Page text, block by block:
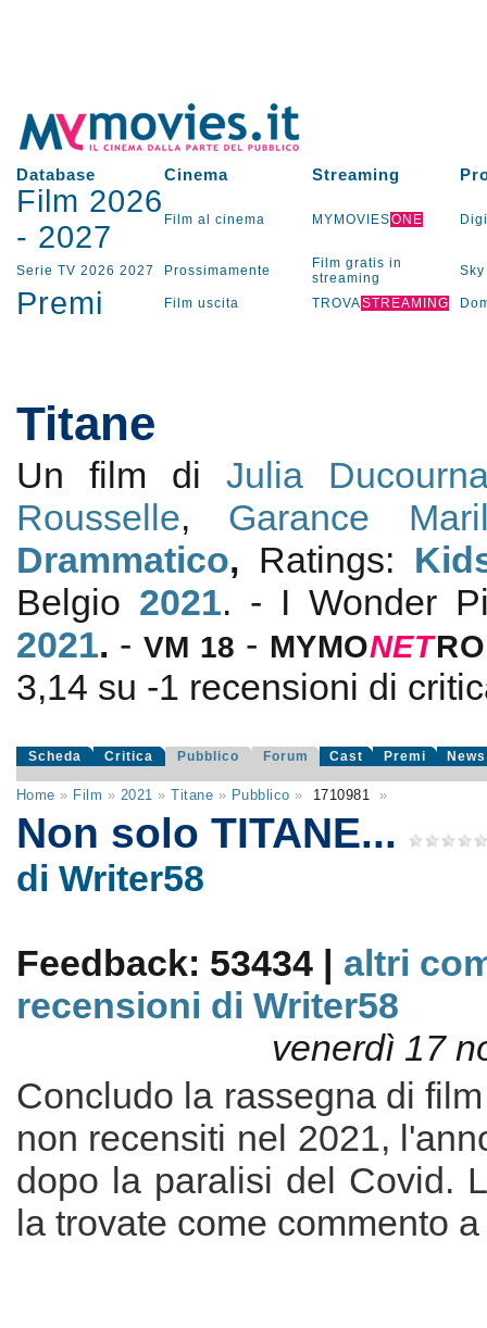
Database Cinema Streaming
Film 2026
- 2027 Film al cinema MYMOVIESONE
Serie TV 2026 2027 Prossimamente
Film gratis in
streaming
Sky
Premi Film uscita TROVASTREAMING
Titane
Un film diJulia
Rousselle, Garance
Drammatico, Ratings:
Belgio 2021. - I Wonder
2021. - VM 18 - MYMONETRO
3,14 su -1 recensioni di
Scheda Critica Pubblico Forum Cast Premi News
Home » Film » 2021 »Titane » Pubblico » 1710981 »
Non solo TITANE...
di Writer58
Feedback: 53434 | altri
recensioni di Writer58
venerdì 17
Concludo la rassegna di
non recensiti nel 2021,
dopo la paralisi del Covid.
la trovate come commento a